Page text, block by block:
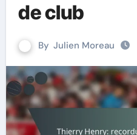
de club
By Julien Moreau